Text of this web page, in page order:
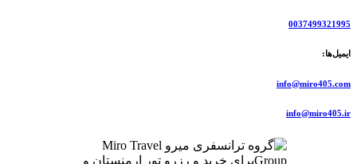
0037499321995
ایمیل‌ها:
info@miro405.com
info@miro405.ir